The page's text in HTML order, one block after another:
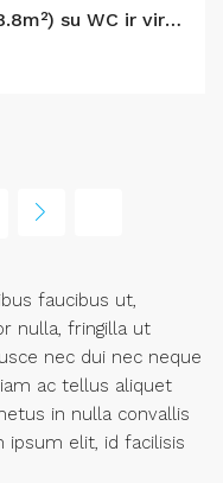
Modulinis namelis 3.2x9m (28.8m²) su WC ir virtuve
faucibus ut,
nulla, fringilla ut
nec dui nec neque
ac tellus aliquet
in nulla convallis
ipsum elit, id facilisis